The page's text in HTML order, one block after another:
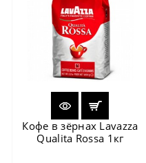
Кофе в зёрнах Lavazza
Qualita Rossa 1кг